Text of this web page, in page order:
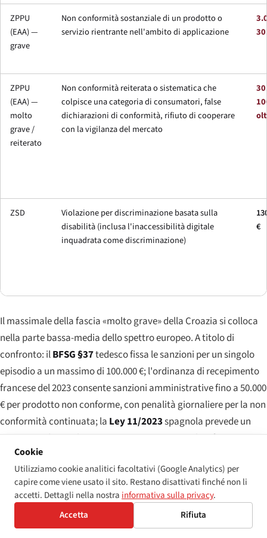
ZPPU
(EAA) —
grave
Non conformità sostanziale di un prodotto o
servizio rientrante nell'ambito di applicazione
ZPPU
(EAA) —
molto
grave /
reiterato
Non conformità reiterata o sistematica che
colpisce una categoria di consumatori, false
dichiarazioni di conformità, rifiuto di cooperare
con la vigilanza del mercato
ZSD
Violazione per discriminazione basata sulla
disabilità (inclusa l'inaccessibilità digitale
inquadrata come discriminazione)
€
Il massimale della fascia «molto grave» della Croazia si colloca
nella parte bassa-media dello spettro europeo. A titolo di
confronto: ilBFSG §37tedesco fissa le sanzioni per un singolo
episodio a un massimo di 100.000 €; l'ordinanza di recepimento
francese del 2023 consente sanzioni amministrative fino a 50.000
€ per prodotto non conforme, con penalità giornaliere per la non
conformità continuata; la Ley 11/2023spagnola prevede un
regime graduato che raggiunge 1.000.000 € per le infrazioni
«molto gravi»; il recepimento italiano (D.Lgs. 82/2022) fissa il
massimale a 40.000 €; e i Paesi Bassi hanno indicato
un'esposizione fino al 5% del fatturato annuo per le violazioni
sistematiche. Le cifre croate si collocano nella fascia bassa-
media — riflesso sia del livello dei prezzi relativamente più basso
Cookie
Utilizziamo cookie analitici facoltativi (Google Analytics) per
capire come viene usato il sito. Restano disattivati finché non li
accetti. Dettagli nella nostra informativa sulla privacy.
Accetta
Rifiuta